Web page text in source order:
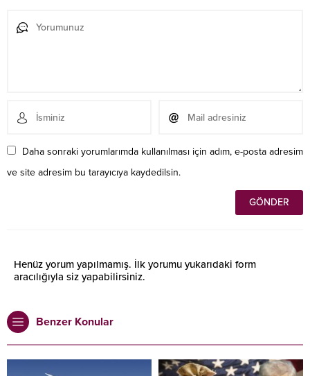
Daha sonraki yorumlarımda kullanılması için adım, e-posta adresim
ve site adresim bu tarayıcıya kaydedilsin.
Henüz yorum yapılmamış. İlk yorumu yukarıdaki form
aracılığıyla siz yapabilirsiniz.
Benzer Konular